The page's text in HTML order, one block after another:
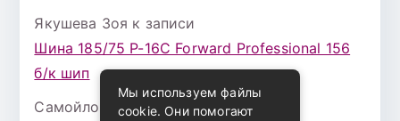
Якушева Зоя к записи
Шина 185/75 Р-16С Forward Professional 156
б/к шип
Самойлова Забавак записи
Мы используем файлы
cookie. Они помогают